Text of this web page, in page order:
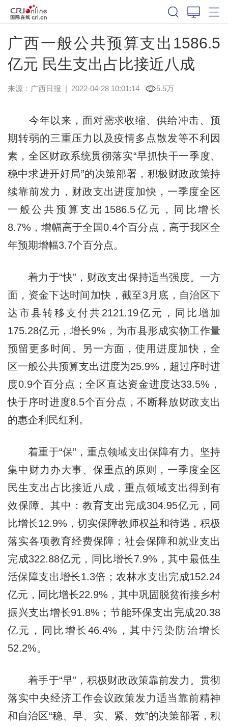
广西一般公共预算支出1586.5
亿元 民生支出占比接近八成
来源： 广西日报 | 2022-04-28 10:01:14 5.5万
今年以来，面对需求收缩、供给冲击、预
期转弱的三重压力以及疫情多点散发等不利因
素，全区财政系统贯彻落实“早抓快干一季度、
稳中求进开好局”的决策部署，积极财政政策持
续靠前发力，财政支出进度加快，一季度全区
一般公共预算支出1586.5亿元，同比增长
8.7%，增幅高于全国0.4个百分点，高于我区全
年预期增幅3.7个百分点。
着力于“快”，财政支出保持适当强度。一方
面，资金下达时间加快，截至3月底，自治区下
达市县转移支付共2121.19亿元，同比增加
175.28亿元，增长9%，为市县形成实物工作量
预留更多时间。另一方面，使用进度加快，全
区一般公共预算支出进度为25.9%，超过序时进
度0.9个百分点；全区直达资金进度达33.5%，
快于序时进度8.5个百分点，不断释放财政支出
的惠企利民红利。
着重于“保”，重点领域支出保障有力。坚持
集中财力办大事、保重点的原则，一季度全区
民生支出占比接近八成，重点领域支出得到有
效保障。其中：教育支出完成304.95亿元，同
比增长12.9%，切实保障教师权益和待遇，积极
落实各项教育经费保障；社会保障和就业支出
完成322.88亿元，同比增长7.9%，其中最低生
活保障支出增长1.3倍；农林水支出完成152.24
亿元，同比增长22.9%，其中巩固脱贫衔接乡村
振兴支出增长91.8%；节能环保支出完成20.38
亿元，同比增长46.4%，其中污染防治增长
52.2%。
着手于“早”，积极财政政策靠前发力。贯彻
落实中央经济工作会议政策发力适当靠前精神
和自治区“稳、早、实、紧、效”的决策部署，积